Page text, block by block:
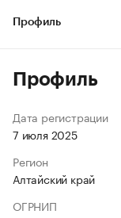
Профиль
Профиль
Дата регистрации
7 июля 2025
Регион
Алтайский край
ОГРНИП